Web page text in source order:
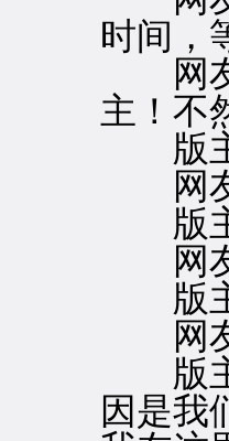
时间，
网友
主！不
版主
网友
版主
网友
版主
网友
版主
因是我